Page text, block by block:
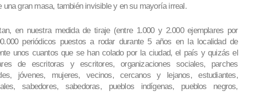
una gran masa, también invisible y en su mayoría irreal.
en nuestra medida de tiraje (entre 1.000 y 2.000 ejemplares por
periódicos puestos a rodar durante 5 años en la localidad de
unos cuantos que se han colado por la ciudad, el país y quizás el
de escritoras y escritores, organizaciones sociales, parches
jóvenes, mujeres, vecinos, cercanos y lejanos, estudiantes,
sabedores, sabedoras, pueblos indígenas, pueblos negros,